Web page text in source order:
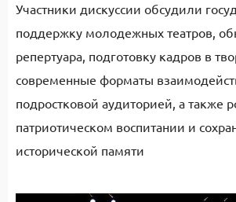
Участники дискуссии обсудили
поддержку молодежных театров,
репертуара, подготовку кадров в
современные форматы
подростковой аудиторией, а также
патриотическом воспитании и
исторической памяти